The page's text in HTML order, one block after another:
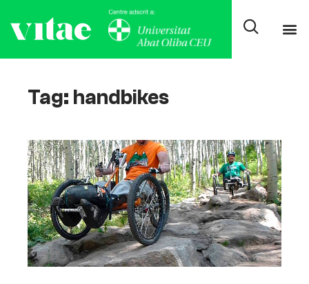
Tag: handbikes